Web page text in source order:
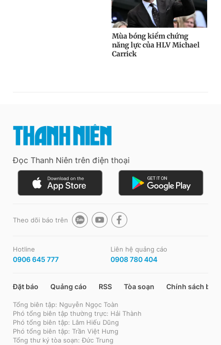
Đọc Thanh Niên trên điện thoại
Theo dõi báo trên
Hotline
0906 645 777
Liên hệ quảng cáo
0908 780 404
Đặt báo Quảng cáo RSS Tòa soạn Chính sách bảo
Tổng biên tập: Nguyễn Ngọc Toàn
Phó tổng biên tập thường trực: Hải Thành
Phó tổng biên tập: Lâm Hiếu Dũng
Phó tổng biên tập: Trần Việt Hưng
Tổng thư ký tòa soạn: Đức Trung